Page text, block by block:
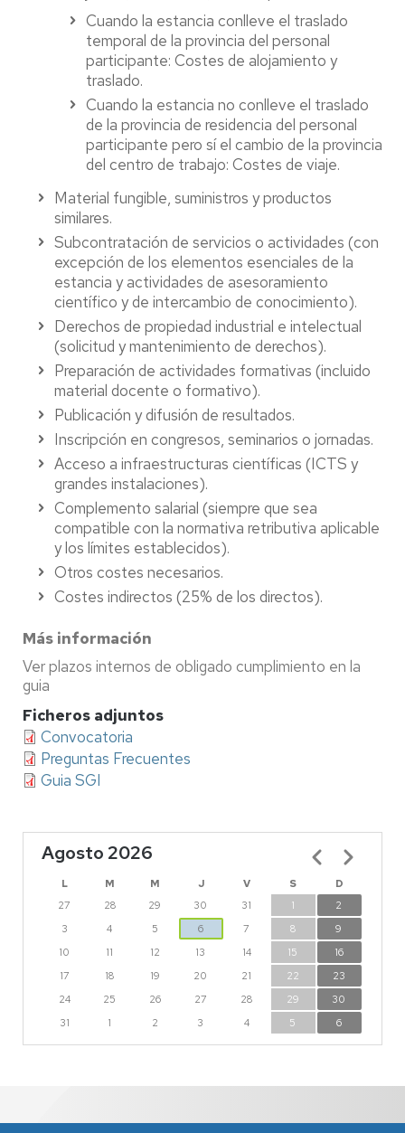
Cuando la estancia conlleve el traslado
temporal de la provincia del personal
participante: Costes de alojamiento y
traslado.
Cuando la estancia no conlleve el traslado
de la provincia de residencia del personal
participante pero sí el cambio de la provincia
del centro de trabajo: Costes de viaje.
Material fungible, suministros y productos
similares.
Subcontratación de servicios o actividades (con
excepción de los elementos esenciales de la
estancia y actividades de asesoramiento
científico y de intercambio de conocimiento).
Derechos de propiedad industrial e intelectual
(solicitud y mantenimiento de derechos).
Preparación de actividades formativas (incluido
material docente o formativo).
Publicación y difusión de resultados.
Inscripción en congresos, seminarios o jornadas.
Acceso a infraestructuras científicas (ICTS y
grandes instalaciones).
Complemento salarial (siempre que sea
compatible con la normativa retributiva aplicable
y los límites establecidos).
Otros costes necesarios.
Costes indirectos (25% de los directos).
Más información
Ver plazos internos de obligado cumplimiento en la
guia
Ficheros adjuntos
Convocatoria
Preguntas Frecuentes
Guia SGI
Agosto 2026
L M M J V S
D
27
28 29 30 31 1
2
3
4 5 6 7 8
9
10
11 12 13 14 15
16
17
18 19 20 21 22
23
24
25 26 27 28 29
30
31
1 2 3 4 5 6
Paginación